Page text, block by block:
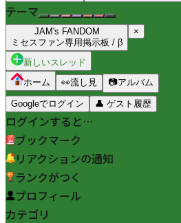
テーマ
JAM's FANDOM
ミセスファン専用掲示板 / β
×
新しいスレッド
ホーム
👀流し見 📷アルバム
Googleでログイン 👤 ゲスト履歴
ログインすると…
ブックマーク
リアクションの通知
ランクがつく
プロフィール
カテゴリ